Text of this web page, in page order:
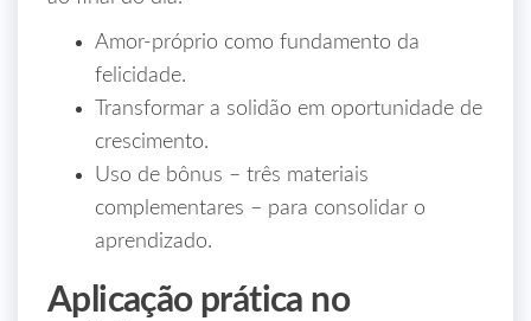
Amor‑próprio como fundamento da
felicidade.
Transformar a solidão em oportunidade de
crescimento.
Uso de bônus – três materiais
complementares – para consolidar o
aprendizado.
Aplicação prática no